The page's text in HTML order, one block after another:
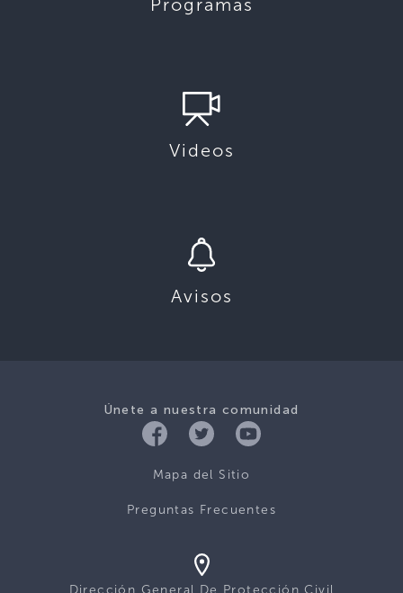
Programas
Videos
Avisos
Únete a nuestra comunidad
Mapa del Sitio
Preguntas Frecuentes
Dirección General De Protección Civil